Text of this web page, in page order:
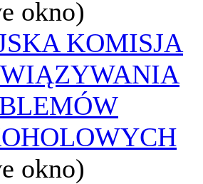
okno)
KOMISJA
okno)